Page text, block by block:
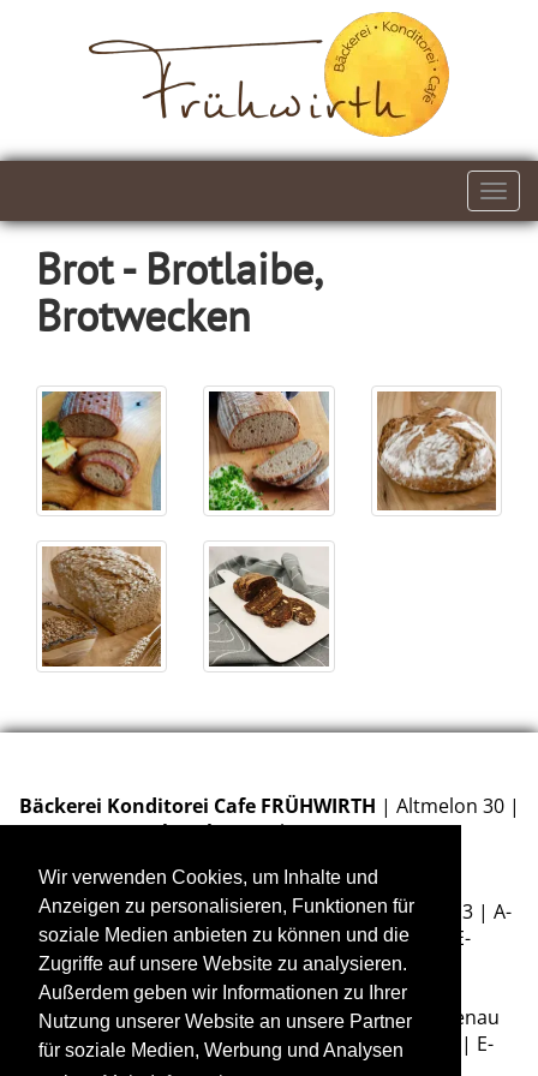
Wir verwenden Cookies, um Inhalte und
Anzeigen zu personalisieren, Funktionen für
soziale Medien anbieten zu können und die
Zugriffe auf unsere Website zu analysieren.
Außerdem geben wir Informationen zu Ihrer
Nutzung unserer Website an unsere Partner
für soziale Medien, Werbung und Analysen
Brot - Brotlaibe,
Brotwecken
Bäckerei Konditorei Cafe FRÜHWIRTH | Altmelon 30 |
A-3925Altmelon| Tel. +43 2813 7219 | E-
Bäckerei Konditorei Cafe FRÜHWIRTH| Markt 3 | A-
4280Königswiesen | Tel. +43 7955 6792 | E-
Mail:office@fruehwirth-baecker.at
Bäckerei Konditorei Cafe FRÜHWIRTH| Liebenau
230/2 | A-4252Liebenau| Tel. +43 7953 8715 | E-
Mail: office@fruehwirth-baecker.at